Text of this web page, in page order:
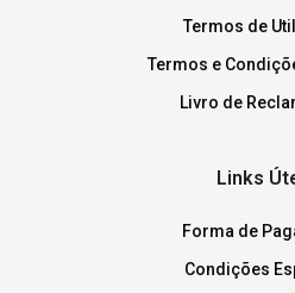
Termos de
Termos e
Livro de
Links
Forma de
Condições